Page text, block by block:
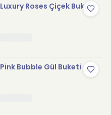
Luxury Roses Çiçek Buketi
Pink Bubble Gül Buketi